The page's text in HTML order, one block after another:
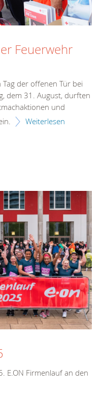
Feuerwehr
der offenen Tür bei
dem 31. August, durften
und
Weiterlesen
E.ON Firmenlauf an den